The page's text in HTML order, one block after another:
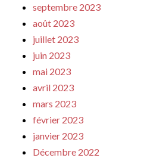
septembre 2023
août 2023
juillet 2023
juin 2023
mai 2023
avril 2023
mars 2023
février 2023
janvier 2023
Décembre 2022